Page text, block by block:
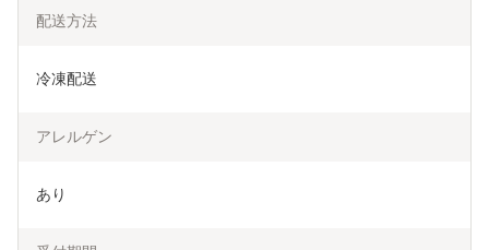
配送方法
冷凍配送
アレルゲン
あり